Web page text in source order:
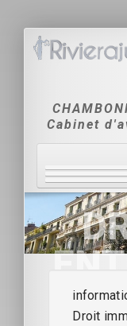
Cabinet
Accueil
Le Cabinet
Tarification
EN
Droit